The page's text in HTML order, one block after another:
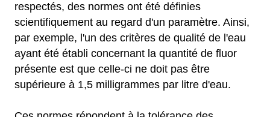
respectés, des normes ont été définies
scientifiquement au regard d'un paramètre. Ainsi,
par exemple, l'un des critères de qualité de l'eau
ayant été établi concernant la quantité de fluor
présente est que celle-ci ne doit pas être
supérieure à 1,5 milligrammes par litre d'eau.